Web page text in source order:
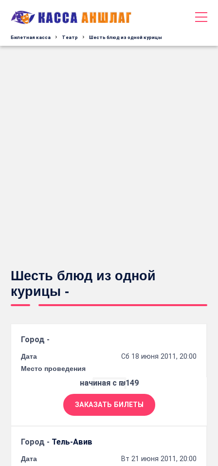
Билетная касса Tеатр Шесть блюд из одной курицы
Шесть блюд из одной
курицы -
Город -
Дата
Сб 18 июня 2011, 20:00
Место проведения
начиная с ₪149
ЗАКАЗАТЬ БИЛЕТЫ
Город - Тель-Авив
Дата
Вт 21 июня 2011, 20:00